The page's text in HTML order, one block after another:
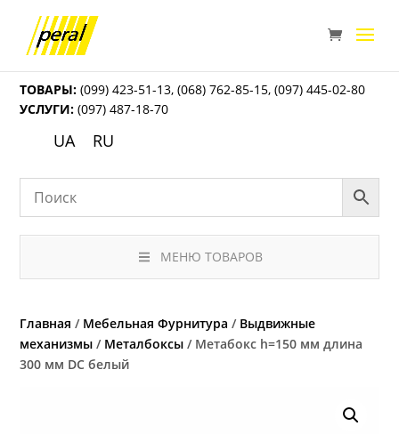
ТОВАРЫ: (099) 423-51-13,(068) 762-85-15,(097) 445-02-80
УСЛУГИ: (097) 487-18-70
UA RU
МЕНЮ ТОВАРОВ
Главная / Мебельная Фурнитура / Выдвижные
механизмы / Металбоксы / Метабокс h=150 мм длина
300 мм DC белый